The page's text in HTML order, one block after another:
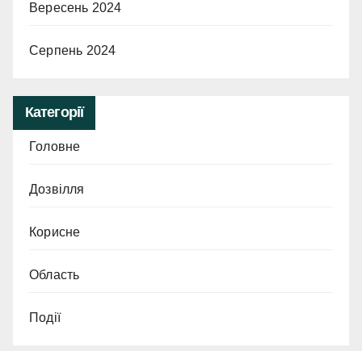
Вересень 2024
Серпень 2024
Категорії
Головне
Дозвілля
Корисне
Область
Події